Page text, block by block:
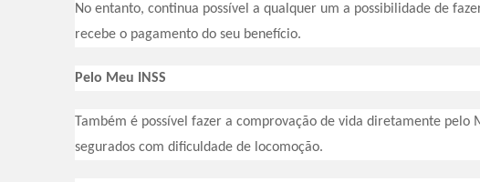
No entanto, continua possível a qualquer um a possibilidade de
recebe o pagamento do seu benefício.
Pelo Meu INSS
Também é possível fazer a comprovação de vida diretamente pelo
segurados com dificuldade de locomoção.